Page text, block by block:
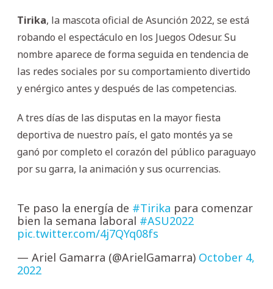
Tirika, la mascota oficial de Asunción 2022, se está
robando el espectáculo en los Juegos Odesur. Su
nombre aparece de forma seguida en tendencia de
las redes sociales por su comportamiento divertido
y enérgico antes y después de las competencias.
A tres días de las disputas en la mayor fiesta
deportiva de nuestro país, el gato montés ya se
ganó por completo el corazón del público paraguayo
por su garra, la animación y sus ocurrencias.
Te paso la energía de #Tirika para comenzar
bien la semana laboral #ASU2022
pic.twitter.com/4j7QYq08fs
— Ariel Gamarra (@ArielGamarra) October 4,
2022